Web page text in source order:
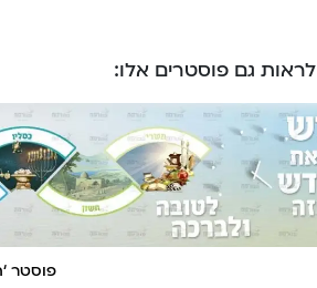
גם פוסטרים אלו:
פוסטר